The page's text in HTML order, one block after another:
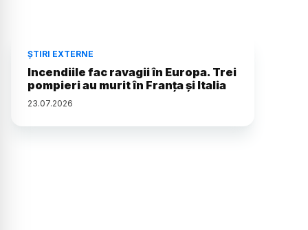
ȘTIRI EXTERNE
Incendiile fac ravagii în Europa. Trei
pompieri au murit în Franța și Italia
23.07.2026